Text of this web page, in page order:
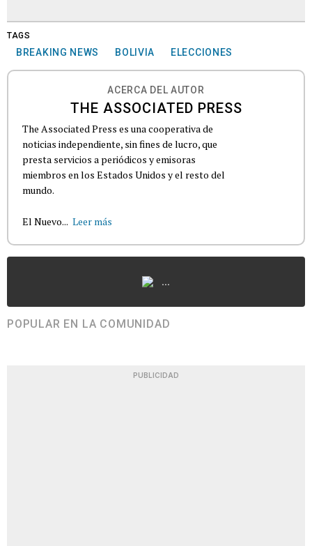
TAGS
BREAKING NEWS BOLIVIA ELECCIONES
ACERCA DEL AUTOR
THE ASSOCIATED PRESS
The Associated Press es una cooperativa de
noticias independiente, sin fines de lucro, que
presta servicios a periódicos y emisoras
miembros en los Estados Unidos y el resto del
mundo.
El Nuevo... Leer más
...
POPULAR EN LA COMUNIDAD
PUBLICIDAD